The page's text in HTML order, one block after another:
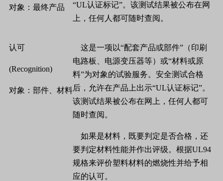
对象：最终产品
“UL认证标记”。该测试结果被公布在网
上，任何人都可随时查阅。
认可
(Recognition)
对象：部件、材料
这是一项以“配套产品或部件” （印刷
电路板、电源变压器等）或“材料或原
料”为对象的试验服务。安全测试合格
后，允许在产品上出示“UL认证标记”。
该测试结果被公布在网上，任何人都可
随时查阅。
如果是材料，既要判定是否合格，还
要判定材料性能并作出评级。根据UL94
规格来评价塑料材料的燃烧性并给予相
应的认可。